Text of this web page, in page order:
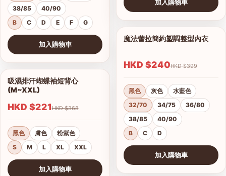
38/85
40/90
B
C D E F G
加入購物車
查看圖片
吸濕排汗蝴蝶袖短背心
(M~XXL)
HKD $221 HKD $368
黑色 膚色
粉紫色
S
M L XL XXL
加入購物車
加入購物車
1/10
查看圖片
魔法蕾拉簡約塑調整型內衣
HKD $240 HKD $399
黑色 灰色
水藍色
32/70
34/75
36/80
38/85
40/90
B
C D
加入購物車
查看圖片